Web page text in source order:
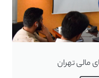
مالی تهران